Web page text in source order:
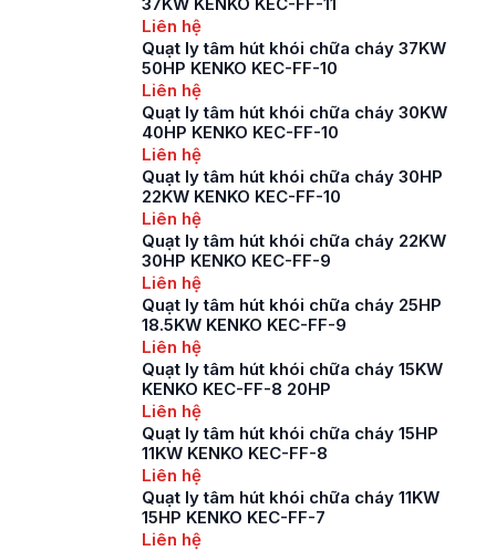
Liên hệ
Quạt ly tâm hút khói chữa cháy 37KW
50HP KENKO KEC-FF-10
Liên hệ
Quạt ly tâm hút khói chữa cháy 30KW
40HP KENKO KEC-FF-10
Liên hệ
Quạt ly tâm hút khói chữa cháy 30HP
22KW KENKO KEC-FF-10
Liên hệ
Quạt ly tâm hút khói chữa cháy 22KW
30HP KENKO KEC-FF-9
Liên hệ
Quạt ly tâm hút khói chữa cháy 25HP
18.5KW KENKO KEC-FF-9
Liên hệ
Quạt ly tâm hút khói chữa cháy 15KW
KENKO KEC-FF-8 20HP
Liên hệ
Quạt ly tâm hút khói chữa cháy 15HP
11KW KENKO KEC-FF-8
Liên hệ
Quạt ly tâm hút khói chữa cháy 11KW
15HP KENKO KEC-FF-7
Liên hệ